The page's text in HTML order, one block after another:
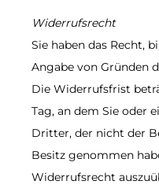
Widerrufsrecht
Sie haben das Recht,
Angabe von Gründen
Die Widerrufsfrist
Tag, an dem Sie oder
Dritter, der nicht der
Besitz genommen
Widerrufsrecht